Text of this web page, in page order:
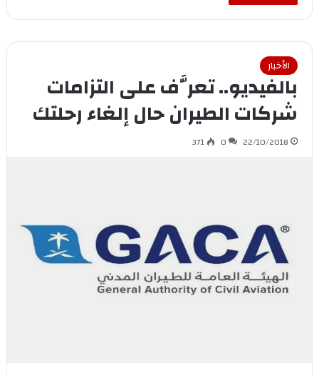
الأخبار
بالفيديو.. تعرَّف على التزامات
شركات الطيران حال إلغاء رحلتك
22/10/2018
0
371